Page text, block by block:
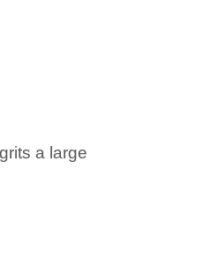
a large